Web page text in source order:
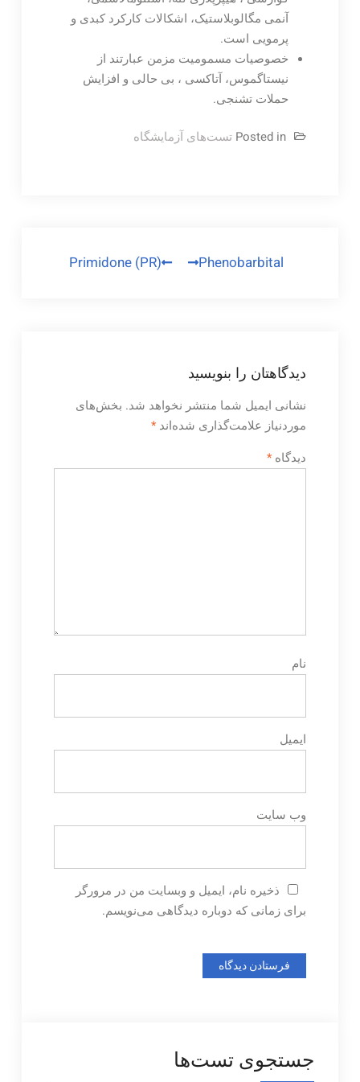
آنمی مگالوبلاستیک، اشکالات کارکرد کبدی و
پرمویی است.
خصوصیات مسمومیت مزمن عبارتند از
نیستاگموس، آتاکسی ، بی حالی و افزایش
حملات تشنجی.
Posted in تست‌های آزمایشگاه
راهبری
Primidone (PR) Phenobarbital
دیدگاهتان را بنویسید
نشانی ایمیل شما منتشر نخواهد شد. بخش‌های
موردنیاز علامت‌گذاری شده‌اند *
دیدگاه *
نام
ایمیل
وب‌ سایت
ذخیره نام، ایمیل و وبسایت من در مرورگر
برای زمانی که دوباره دیدگاهی می‌نویسم.
جستجوی تست‌ها